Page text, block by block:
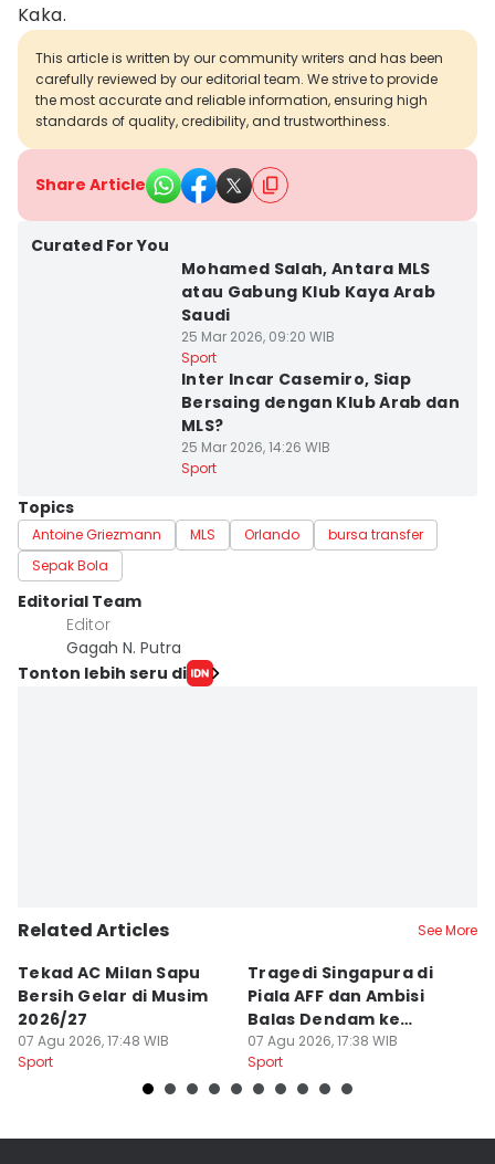
Kaka.
This article is written by our community writers and has been
carefully reviewed by our editorial team. We strive to provide
the most accurate and reliable information, ensuring high
standards of quality, credibility, and trustworthiness.
Share Article
Curated For You
Mohamed Salah, Antara MLS
atau Gabung Klub Kaya Arab
Saudi
25 Mar 2026, 09:20 WIB
Sport
Inter Incar Casemiro, Siap
Bersaing dengan Klub Arab dan
MLS?
25 Mar 2026, 14:26 WIB
Sport
Topics
Antoine Griezmann MLS Orlando
bursa transfer
Sepak Bola
Editorial Team
Editor
Gagah N. Putra
Tonton lebih seru di
Related Articles See More
Tekad AC Milan Sapu
Bersih Gelar di Musim
2026/27
07 Agu 2026, 17:48 WIB
Sport
Tragedi Singapura di
Piala AFF dan Ambisi
Balas Dendam ke
Timnas
07 Agu 2026, 17:38 WIB
Sport